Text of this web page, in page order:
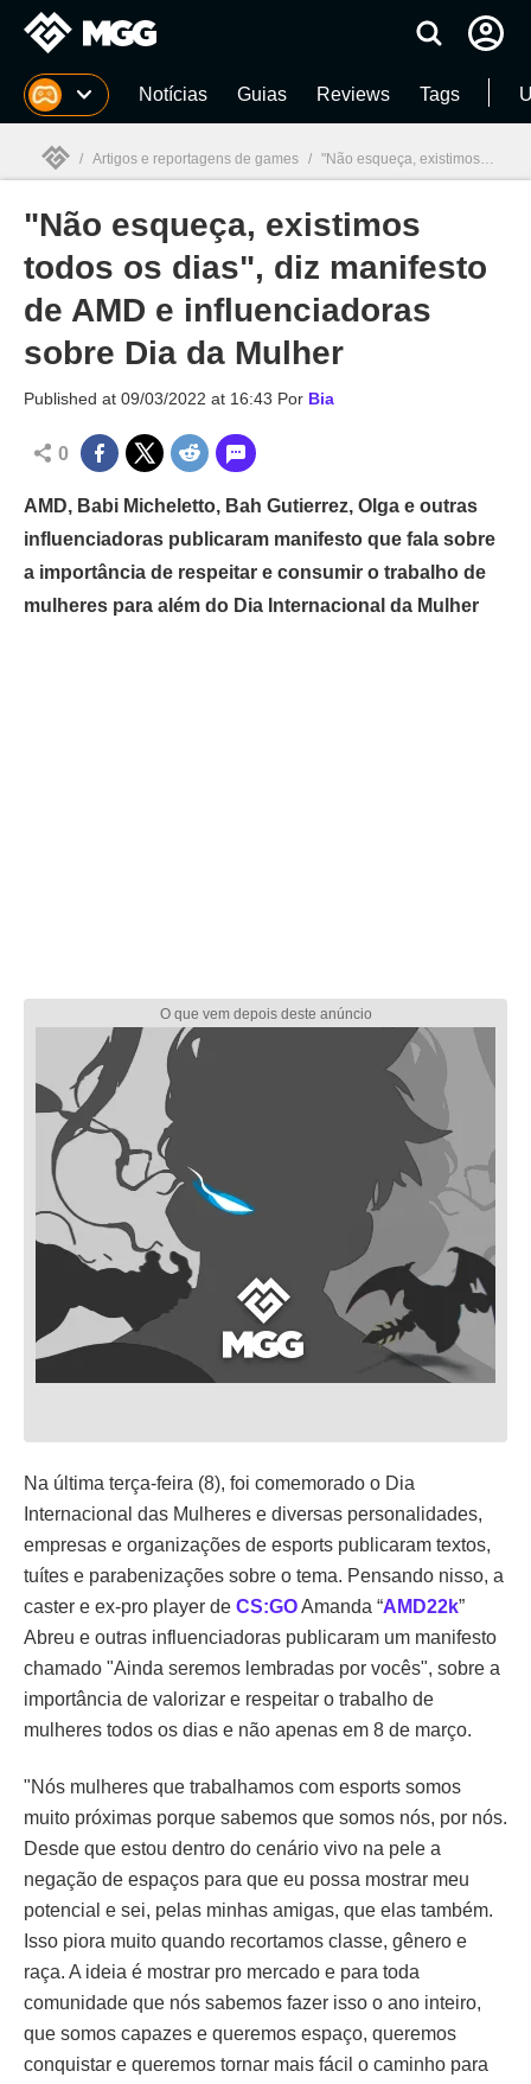
Millenium Notícias Guias Reviews Tags
Millenium
/ Artigos e reportagens de games / "Não esqueça, existimos todos os dias", diz manifesto de AMD e influenciadoras sobre Dia da Mulher
"Não esqueça, existimos
todos os dias", diz manifesto
de AMD e influenciadoras
sobre Dia da Mulher
Published at 09/03/2022 at 16:43 Por Bia
0
AMD, Babi Micheletto, Bah Gutierrez, Olga e outras
influenciadoras publicaram manifesto que fala sobre
a importância de respeitar e consumir o trabalho de
mulheres para além do Dia Internacional da Mulher
Na última terça-feira (8), foi comemorado o Dia
Internacional das Mulheres e diversas personalidades,
empresas e organizações de esports publicaram textos,
tuítes e parabenizações sobre o tema. Pensando nisso, a
caster e ex-pro player de CS:GOAmanda “AMD22k”
Abreu e outras influenciadoras publicaram um manifesto
chamado "Ainda seremos lembradas por vocês", sobre a
importância de valorizar e respeitar o trabalho de
mulheres todos os dias e não apenas em 8 de março.
"Nós mulheres que trabalhamos com esports somos
muito próximas porque sabemos que somos nós, por nós.
Desde que estou dentro do cenário vivo na pele a
negação de espaços para que eu possa mostrar meu
potencial e sei, pelas minhas amigas, que elas também.
Isso piora muito quando recortamos classe, gênero e
raça. A ideia é mostrar pro mercado e para toda
comunidade que nós sabemos fazer isso o ano inteiro,
que somos capazes e queremos espaço, queremos
conquistar e queremos tornar mais fácil o caminho para